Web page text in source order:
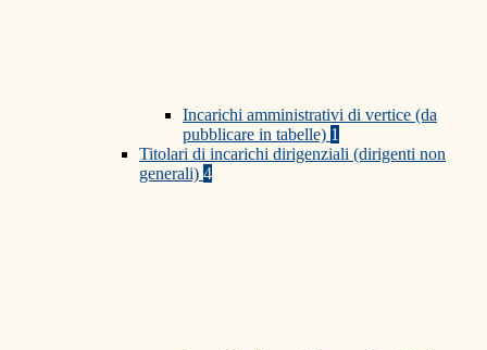
Incarichi amministrativi di vertice (da
pubblicare in tabelle) 1
Titolari di incarichi dirigenziali (dirigenti non
generali) 4